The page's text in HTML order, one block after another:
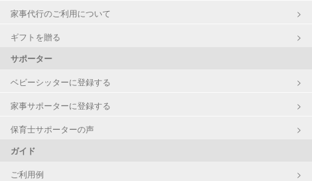
病児対応
障がい児対応
レッスン
定期予約
（定期特典）
家事代行のご利用について
ギフトを贈る
サポーター
ベビーシッターに登録する
家事サポーターに登録する
保育士サポーターの声
ガイド
ご利用例